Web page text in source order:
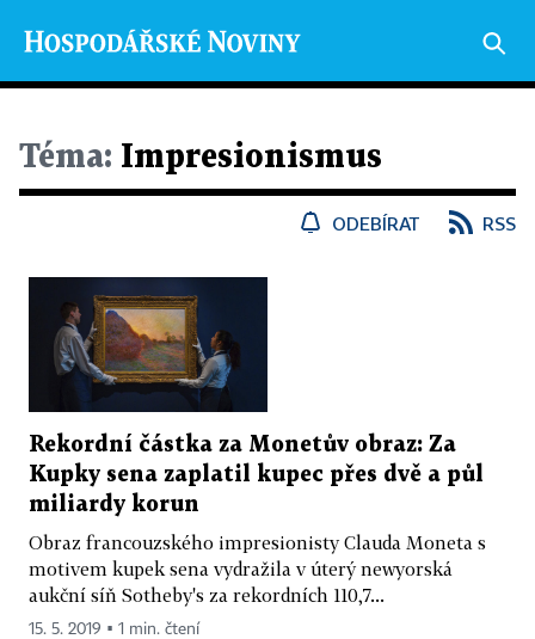
Téma: Impresionismus
ODEBÍRAT RSS
Rekordní částka za Monetův obraz: Za
Kupky sena zaplatil kupec přes dvě a půl
miliardy korun
Obraz francouzského impresionisty Clauda Moneta s
motivem kupek sena vydražila v úterý newyorská
aukční síň Sotheby's za rekordních 110,7...
15. 5. 2019 ▪ 1 min. čtení